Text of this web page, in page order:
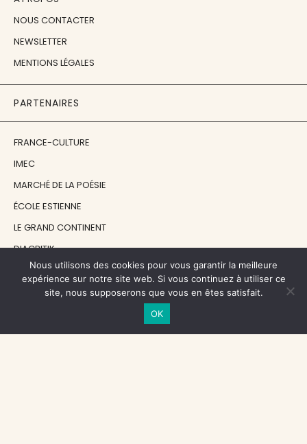
NOUS CONTACTER
NEWSLETTER
MENTIONS LÉGALES
PARTENAIRES
FRANCE-CULTURE
IMEC
MARCHÉ DE LA POÉSIE
ÉCOLE ESTIENNE
LE GRAND CONTINENT
DIACRITIK
EN ATTENDANT NADEAU
Nous utilisons des cookies pour vous garantir la meilleure
expérience sur notre site web. Si vous continuez à utiliser ce
site, nous supposerons que vous en êtes satisfait.
OK